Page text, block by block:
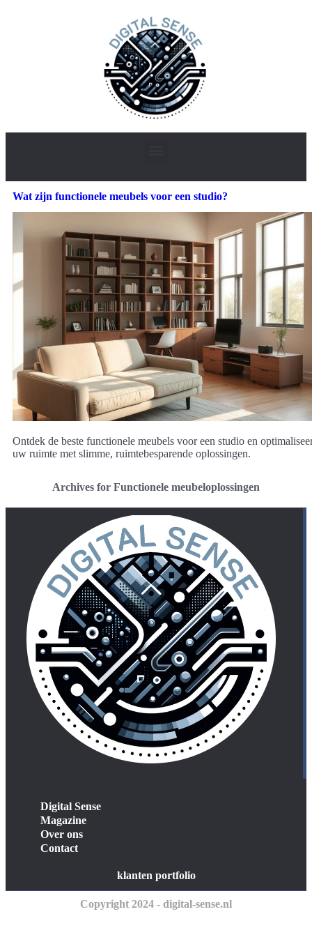
Wat zijn functionele meubels voor een studio?
Ontdek de beste functionele meubels voor een studio en
uw ruimte met slimme, ruimtebesparende oplossingen.
Archives for Functionele meubeloplossingen
Digital Sense
Magazine
Over ons
Contact
klanten portfolio
Copyright 2024 - digital-sense.nl